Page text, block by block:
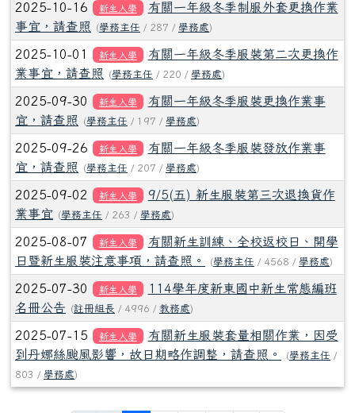
2025-10-16 新生入學
有關一年級冬季制服外套更換作業
事宜，請查照
(學務主任 / 287 / 學務處)
2025-10-01 新生入學
有關一年級冬季服裝第二次更換作
業事宜，請查照
(學務主任 / 220 / 學務處)
2025-09-30 新生入學
有關一年級冬季服裝更換作業事
宜，請查照
(學務主任 / 197 / 學務處)
2025-09-26 新生入學
有關一年級冬季服裝發放作業事
宜，請查照
(學務主任 / 207 / 學務處)
2025-09-02 新生入學
9/5(五) 新生服裝第三次退換貨作
業事宜 (學務主任 / 263 / 學務處)
2025-08-07 新生入學
有關新生訓練、全校返校日、開學
日暨新生服裝注意事項，請查照。
(學務主任 / 4568 / 學務處)
2025-07-30 新生入學
114學年度新東國中新生常態編班
名冊公告
(註冊組長 / 4996 / 教務處)
2025-07-15 新生入學
有關新生服裝套量相關作業，因受
到丹娜絲颱風影響，故日期略作調整，請查照。
(學務主任 /
803 / 學務處)